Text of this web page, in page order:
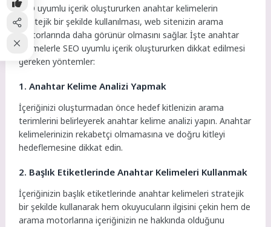
SEO uyumlu içerik oluştururken anahtar kelimelerin
stratejik bir şekilde kullanılması, web sitenizin arama
motorlarında daha görünür olmasını sağlar. İşte anahtar
kelimelerle SEO uyumlu içerik oluştururken dikkat edilmesi
gereken yöntemler:
1. Anahtar Kelime Analizi Yapmak
İçeriğinizi oluşturmadan önce hedef kitlenizin arama
terimlerini belirleyerek anahtar kelime analizi yapın. Anahtar
kelimelerinizin rekabetçi olmamasına ve doğru kitleyi
hedeflemesine dikkat edin.
2. Başlık Etiketlerinde Anahtar Kelimeleri Kullanmak
İçeriğinizin başlık etiketlerinde anahtar kelimeleri stratejik
bir şekilde kullanarak hem okuyucuların ilgisini çekin hem de
arama motorlarına içeriğinizin ne hakkında olduğunu